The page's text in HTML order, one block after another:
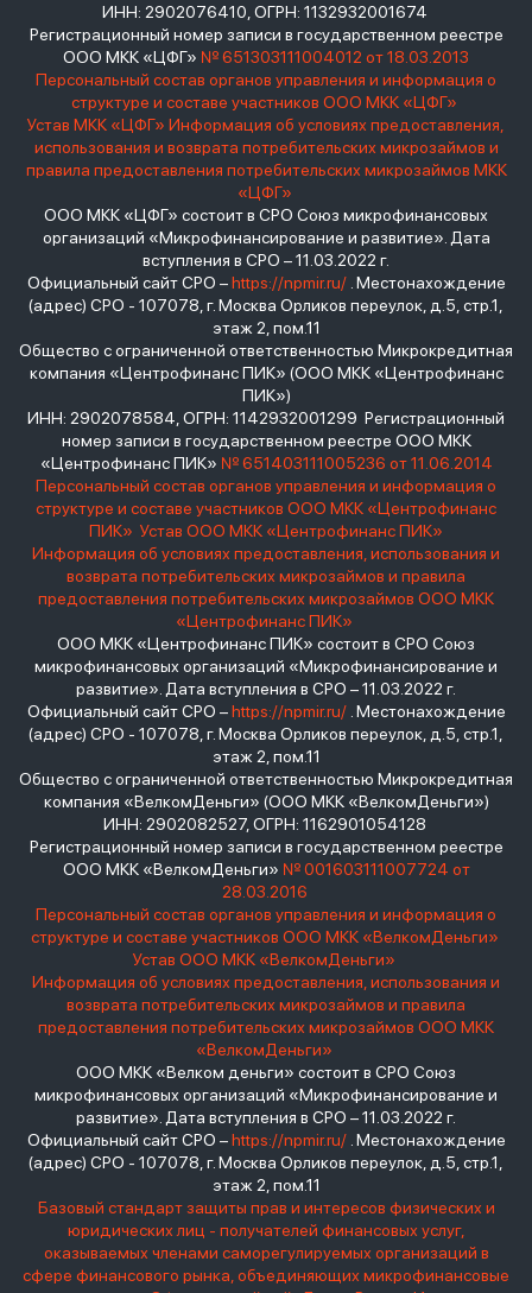
ИНН: 2902076410, ОГРН: 1132932001674
Регистрационный номер записи в государственном реестре
ООО МКК «ЦФГ» № 651303111004012 от 18.03.2013
Персональный состав органов управления и информация о
структуре и составе участников ООО МКК «ЦФГ»
Устав МКК «ЦФГ» Информация об условиях предоставления,
использования и возврата потребительских микрозаймов и
правила предоставления потребительских микрозаймов МКК
«ЦФГ»
ООО МКК «ЦФГ» состоит в СРО Союз микрофинансовых
организаций «Микрофинансирование и развитие». Дата
вступления в СРО – 11.03.2022 г.
Официальный сайт СРО –https://npmir.ru/. Местонахождение
(адрес) СРО - 107078, г. Москва Орликов переулок, д.5, стр.1,
этаж 2, пом.11
Общество с ограниченной ответственностью Микрокредитная
компания «Центрофинанс ПИК» (ООО МКК «Центрофинанс
ПИК»)
ИНН: 2902078584, ОГРН: 1142932001299 Регистрационный
номер записи в государственном реестре ООО МКК
«Центрофинанс ПИК» № 651403111005236 от 11.06.2014
Персональный состав органов управления и информация о
структуре и составе участников ООО МКК «Центрофинанс
ПИК» Устав ООО МКК «Центрофинанс ПИК»
Информация об условиях предоставления, использования и
возврата потребительских микрозаймов и правила
предоставления потребительских микрозаймов ООО МКК
«Центрофинанс ПИК»
ООО МКК «Центрофинанс ПИК» состоит в СРО Союз
микрофинансовых организаций «Микрофинансирование и
развитие». Дата вступления в СРО – 11.03.2022 г.
Официальный сайт СРО –https://npmir.ru/. Местонахождение
(адрес) СРО - 107078, г. Москва Орликов переулок, д.5, стр.1,
этаж 2, пом.11
Общество с ограниченной ответственностью Микрокредитная
компания «ВелкомДеньги» (ООО МКК «ВелкомДеньги»)
ИНН: 2902082527, ОГРН: 1162901054128
Регистрационный номер записи в государственном реестре
ООО МКК «ВелкомДеньги» № 001603111007724 от
28.03.2016
Персональный состав органов управления и информация о
структуре и составе участников ООО МКК «ВелкомДеньги»
Устав ООО МКК «ВелкомДеньги»
Информация об условиях предоставления, использования и
возврата потребительских микрозаймов и правила
предоставления потребительских микрозаймов ООО МКК
«ВелкомДеньги»
ООО МКК «Велком деньги» состоит в СРО Союз
микрофинансовых организаций «Микрофинансирование и
развитие». Дата вступления в СРО – 11.03.2022 г.
Официальный сайт СРО –https://npmir.ru/. Местонахождение
(адрес) СРО - 107078, г. Москва Орликов переулок, д.5, стр.1,
этаж 2, пом.11
Базовый стандарт защиты прав и интересов физических и
юридических лиц - получателей финансовых услуг,
оказываемых членами саморегулируемых организаций в
сфере финансового рынка, объединяющих микрофинансовые